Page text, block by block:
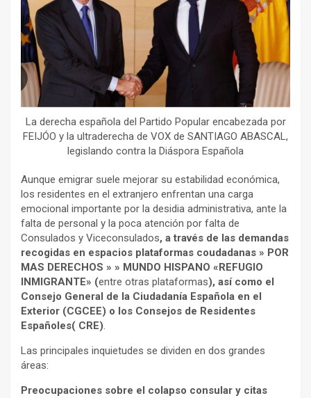
La derecha española del Partido Popular encabezada por
FEIJÓO y la ultraderecha de VOX de SANTIAGO ABASCAL,
legislando contra la Diáspora Española
Aunque emigrar suele mejorar su estabilidad económica,
los residentes en el extranjero enfrentan una carga
emocional importante por la desidia administrativa, ante la
falta de personal y la poca atención por falta de
Consulados y Viceconsulados, a través de las demandas
recogidas en espacios plataformas coudadanas » POR
MAS DERECHOS » » MUNDO HISPANO «REFUGIO
INMIGRANTE» (entre otras plataformas), así como el
Consejo General de la Ciudadanía Española en el
Exterior (CGCEE) o los Consejos de Residentes
Españoles( CRE).
Las principales inquietudes se dividen en dos grandes
áreas:
Preocupaciones sobre el colapso consular y citas